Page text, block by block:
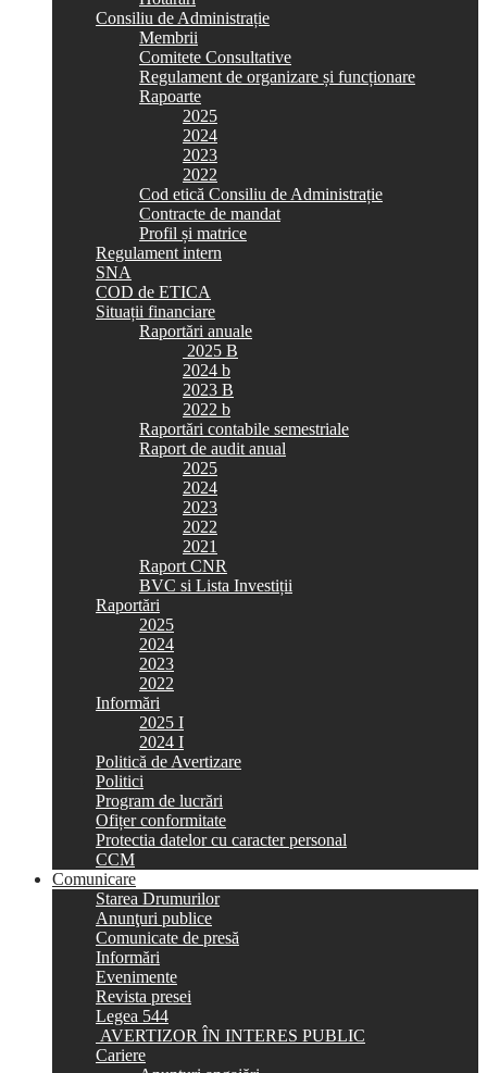
Consiliu de Administrație
Membrii
Comitete Consultative
Regulament de organizare și funcționare
Rapoarte
2025
2024
2023
2022
Cod etică Consiliu de Administrație
Contracte de mandat
Profil și matrice
Regulament intern
SNA
COD de ETICA
Situații financiare
Raportări anuale
2025 B
2024 b
2023 B
2022 b
Raportări contabile semestriale
Raport de audit anual
2025
2024
2023
2022
2021
Raport CNR
BVC si Lista Investiții
Raportări
2025
2024
2023
2022
Informări
2025 I
2024 I
Politică de Avertizare
Politici
Program de lucrări
Ofițer conformitate
Protectia datelor cu caracter personal
CCM
Comunicare
Starea Drumurilor
Anunţuri publice
Comunicate de presă
Informări
Evenimente
Revista presei
Legea 544
AVERTIZOR ÎN INTERES PUBLIC
Cariere